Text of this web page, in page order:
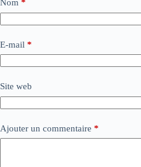
Nom *
E-mail *
Site web
Ajouter un commentaire *